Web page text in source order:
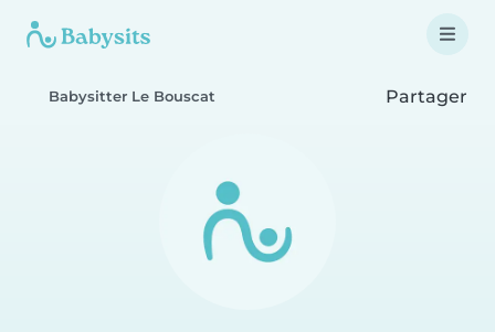
Babysitter Le Bouscat Partager